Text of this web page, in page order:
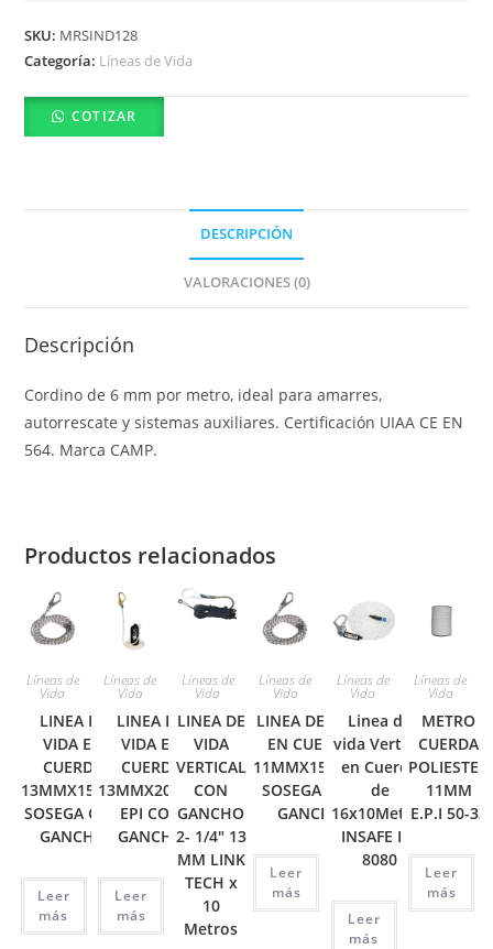
SKU: MRSIND128
Categoría: Líneas de Vida
COTIZAR
DESCRIPCIÓN
VALORACIONES (0)
Descripción
Cordino de 6 mm por metro, ideal para amarres,
autorrescate y sistemas auxiliares. Certificación UIAA CE EN
564. Marca CAMP.
Productos relacionados
Líneas de
Vida
LINEA DE
VIDA EN
CUERDA
13MMX15MTS
SOSEGA CON
GANCHO
Leer
más
Líneas de
Vida
LINEA DE
VIDA EN
CUERDA
13MMX20MTS
EPI CON
GANCHO
Leer
más
Líneas de
Vida
LINEA DE
VIDA
VERTICAL
CON
GANCHO
2- 1/4″ 13
MM LINK
TECH x
10
Metros
Líneas de
Vida
LINEA DE VIDA
EN CUERDA
11MMX150MTS
SOSEGA CON
GANCHO
Leer
más
Líneas de
Vida
Linea de
vida Vertical
en Cuerda
de
16x10Metros
INSAFE IN-
8080
Leer
más
Líneas de
Vida
METRO
CUERDA
POLIESTER
11MM
E.P.I 50-33
Leer
más